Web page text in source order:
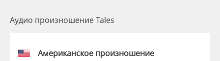
Аудио произношение Tales
Американское произношение